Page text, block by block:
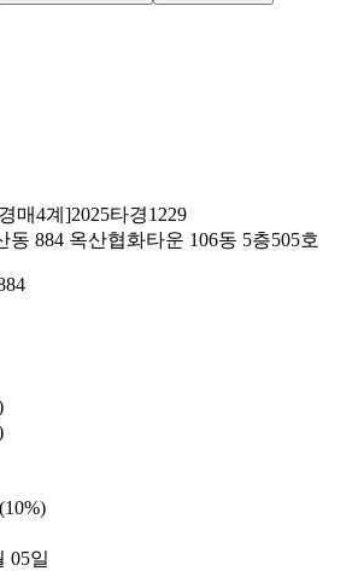
매4계]2025타경1229
884 옥산협화타운 106동 5층505호
(10%)
05일